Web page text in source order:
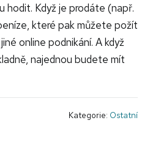
hodit. Když je prodáte (např.
které pak můžete požít
online podnikání. A když
najednou budete mít
Kategorie: Ostatní